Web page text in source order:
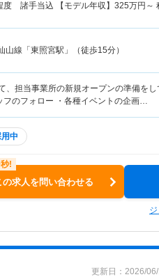
度 諸手当込 【モデル年収】 325万円～
山線「東照宮駅」（徒歩15分）
、担当事業所の新規オープンの準備を
フのフォロー ・各種イベントの企画…
中
の求人を問い合わせる
更新日：2026/